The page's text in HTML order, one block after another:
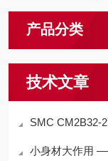
产品分类
技术文章
SMC CM2B32-275AZ
小身材大作用